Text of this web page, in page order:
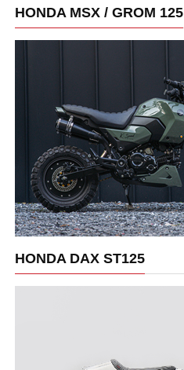
HONDA MSX / GROM 125
HONDA DAX ST125